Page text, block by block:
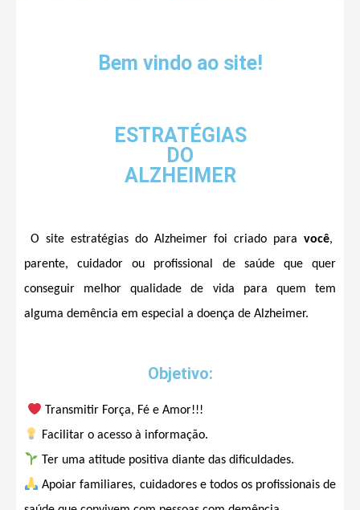
Bem vindo ao site!
ESTRATÉGIAS
DO
ALZHEIMER
O site estratégias do Alzheimer foi criado para você,
parente, cuidador ou profissional de saúde que quer
conseguir melhor qualidade de vida para quem tem
alguma demência em especial a doença de Alzheimer.
Objetivo:
Transmitir Força, Fé e Amor!!!
Facilitar o acesso à informação.
Ter uma atitude positiva diante das dificuldades.
Apoiar familiares, cuidadores e todos os profissionais de